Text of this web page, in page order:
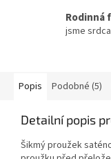
Rodinná
jsme
Popis Podobné (5)
Detailní popis
Šikmý proužek